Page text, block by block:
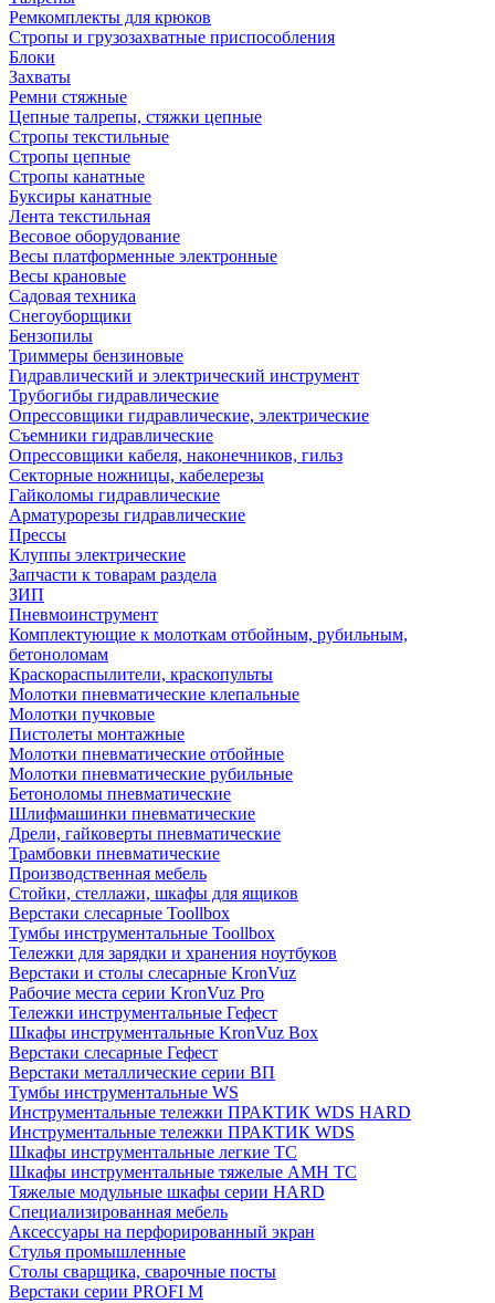
Ремкомплекты для крюков
Стропы и грузозахватные приспособления
Блоки
Захваты
Ремни стяжные
Цепные талрепы, стяжки цепные
Стропы текстильные
Стропы цепные
Стропы канатные
Буксиры канатные
Лента текстильная
Весовое оборудование
Весы платформенные электронные
Весы крановые
Садовая техника
Снегоуборщики
Бензопилы
Триммеры бензиновые
Гидравлический и электрический инструмент
Трубогибы гидравлические
Опрессовщики гидравлические, электрические
Съемники гидравлические
Опрессовщики кабеля, наконечников, гильз
Секторные ножницы, кабелерезы
Гайколомы гидравлические
Арматурорезы гидравлические
Прессы
Клуппы электрические
Запчасти к товарам раздела
ЗИП
Пневмоинструмент
Комплектующие к молоткам отбойным, рубильным,
бетоноломам
Краскораспылители, краскопульты
Молотки пневматические клепальные
Молотки пучковые
Пистолеты монтажные
Молотки пневматические отбойные
Молотки пневматические рубильные
Бетоноломы пневматические
Шлифмашинки пневматические
Дрели, гайковерты пневматические
Трамбовки пневматические
Производственная мебель
Стойки, стеллажи, шкафы для ящиков
Верстаки слесарные Toollbox
Тумбы инструментальные Toollbox
Тележки для зарядки и хранения ноутбуков
Верстаки и столы слесарные KronVuz
Рабочие места серии KronVuz Pro
Тележки инструментальные Гефест
Шкафы инструментальные KronVuz Box
Верстаки слесарные Гефест
Верстаки металлические серии ВП
Тумбы инструментальные WS
Инструментальные тележки ПРАКТИК WDS HARD
Инструментальные тележки ПРАКТИК WDS
Шкафы инструментальные легкие ТС
Шкафы инструментальные тяжелые AMH TC
Тяжелые модульные шкафы серии HARD
Cпециализированная мебель
Аксессуары на перфорированный экран
Стулья промышленные
Столы сварщика, сварочные посты
Верстаки серии PROFI M